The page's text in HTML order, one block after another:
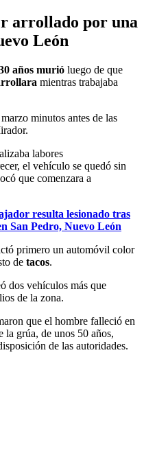
arrollado por una
León
años murió luego de que
mientras trabajaba
minutos antes de las
labores
el vehículo se quedó sin
que comenzara a
resulta lesionado tras
San Pedro, Nuevo León
primero un automóvil color
de tacos.
dos vehículos más que
de la zona.
que el hombre falleció en
la grúa, de unos 50 años,
de las autoridades.